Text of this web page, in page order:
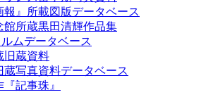
報』所載図版データベース
館所蔵黒田清輝作品集
ムデータベース
旧蔵資料
蔵写真資料データベース
記事珠』